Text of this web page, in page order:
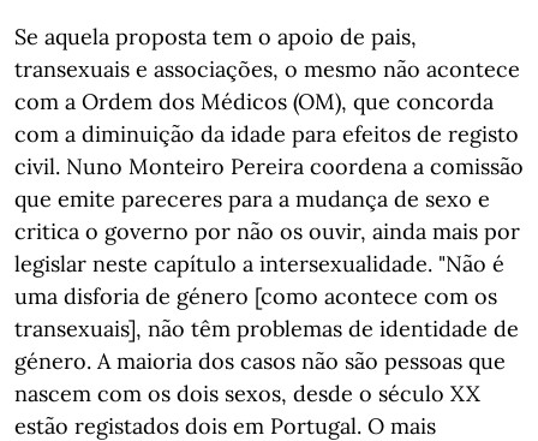
Se aquela proposta tem o apoio de pais,
transexuais e associações, o mesmo não acontece
com a Ordem dos Médicos (OM), que concorda
com a diminuição da idade para efeitos de registo
civil. Nuno Monteiro Pereira coordena a comissão
que emite pareceres para a mudança de sexo e
critica o governo por não os ouvir, ainda mais por
legislar neste capítulo a intersexualidade. "Não é
uma disforia de género [como acontece com os
transexuais], não têm problemas de identidade de
género. A maioria dos casos não são pessoas que
nascem com os dois sexos, desde o século XX
estão registados dois em Portugal. O mais